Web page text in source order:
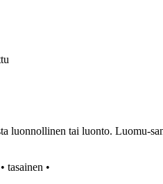
luonnollinen tai luonto. Luomu-
tasainen •